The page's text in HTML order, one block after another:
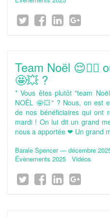
Team Noël 😌🧘‍♀️
🤩💥 ?
* Vous êtes plutôt "team
NOËL 🤩💥" ? Nous, on est
de nos bénéficiaires qui ont
mardi ! On lui dit un grand
nous a apportée ❤ Un grand
Barale Spencer— décembre
Évènements 2025
Vidéos